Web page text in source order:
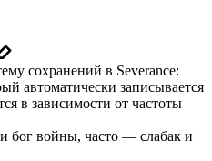
сохранений в Severance:
автоматически записывается
в зависимости от частоты
бог войны, часто — слабак и